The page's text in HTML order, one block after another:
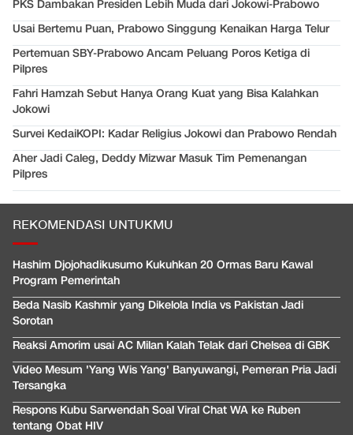
PKS Dambakan Presiden Lebih Muda dari Jokowi-Prabowo
Usai Bertemu Puan, Prabowo Singgung Kenaikan Harga Telur
Pertemuan SBY-Prabowo Ancam Peluang Poros Ketiga di
Pilpres
Fahri Hamzah Sebut Hanya Orang Kuat yang Bisa Kalahkan
Jokowi
Survei KedaiKOPI: Kadar Religius Jokowi dan Prabowo Rendah
Aher Jadi Caleg, Deddy Mizwar Masuk Tim Pemenangan
Pilpres
REKOMENDASI UNTUKMU
Hashim Djojohadikusumo Kukuhkan 20 Ormas Baru Kawal
Program Pemerintah
Beda Nasib Kashmir yang Dikelola India vs Pakistan Jadi
Sorotan
Reaksi Amorim usai AC Milan Kalah Telak dari Chelsea di GBK
Video Mesum 'Yang Wis Yang' Banyuwangi, Pemeran Pria Jadi
Tersangka
Respons Kubu Sarwendah Soal Viral Chat WA ke Ruben
tentang Obat HIV